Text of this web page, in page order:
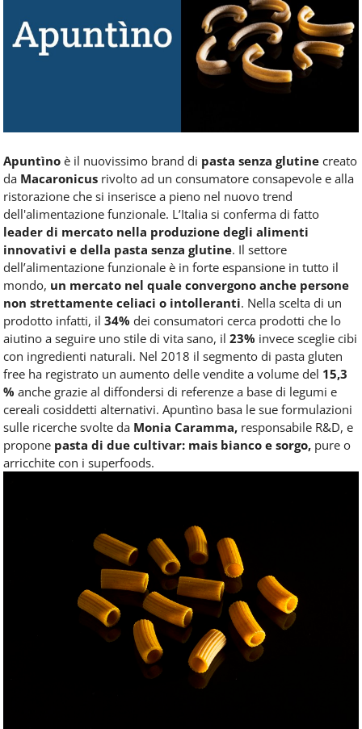
Service
e
tutte
Apuntìno è il nuovissimo brand di pasta senza glutine creato
da Macaronicus rivolto ad un consumatore consapevole e alla
ristorazione che si inserisce a pieno nel nuovo trend
dell'alimentazione funzionale. L’Italia si conferma di fatto
leader di mercato nella produzione degli alimenti
innovativi e della pasta senza glutine. Il settore
dell’alimentazione funzionale è in forte espansione in tutto il
mondo, un mercato nel quale convergono anche persone
non strettamente celiaci o intolleranti. Nella scelta di un
prodotto infatti, il 34% dei consumatori cerca prodotti che lo
aiutino a seguire uno stile di vita sano, il 23% invece sceglie cibi
con ingredienti naturali. Nel 2018 il segmento di pasta gluten
free ha registrato un aumento delle vendite a volume del 15,3
% anche grazie al diffondersi di referenze a base di legumi e
cereali cosiddetti alternativi. Apuntìno basa le sue formulazioni
sulle ricerche svolte da Monia Caramma, responsabile R&D, e
propone pasta di due cultivar: mais bianco e sorgo, pure o
arricchite con i superfoods.